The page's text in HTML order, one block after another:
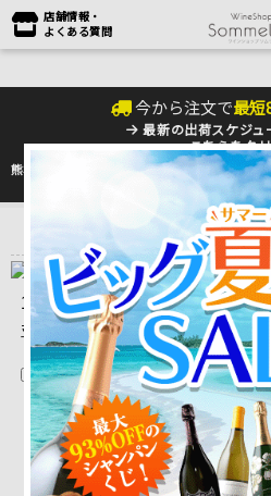
店舗情報・
よくある質問
今から注文で最短
最新の出荷スケジュ
こちらをク
熊本地震の影響により九州への配送に遅れが
のHP
をご確認
産地で探す ＞ フランス ＞
ポイヤック・ド・ラトゥール
1 ～ 3 件目を表示しています。
並べ替え
在庫切れを除く